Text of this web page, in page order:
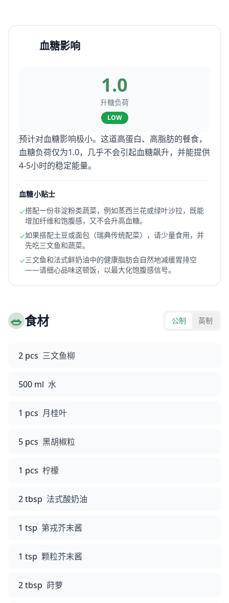
血糖影响
1.0
升糖负荷
LOW
预计对血糖影响极小。这道高蛋白、高脂肪的餐食，
血糖负荷仅为1.0，几乎不会引起血糖飙升，并能提供
4-5小时的稳定能量。
血糖小贴士
✓搭配一份非淀粉类蔬菜，例如蒸西兰花或绿叶沙拉，既能
增加纤维和饱腹感，又不会升高血糖。
✓如果搭配土豆或面包（瑞典传统配菜），请少量食用，并
先吃三文鱼和蔬菜。
✓三文鱼和法式鲜奶油中的健康脂肪会自然地减缓胃排空
——请细心品味这顿饭，以最大化饱腹感信号。
🥗食材 公制 英制
2 pcs 三文鱼柳
500 ml 水
1 pcs 月桂叶
5 pcs 黑胡椒粒
1 pcs 柠檬
2 tbsp 法式酸奶油
1 tsp 第戎芥末酱
1 tsp 颗粒芥末酱
2 tbsp 莳萝